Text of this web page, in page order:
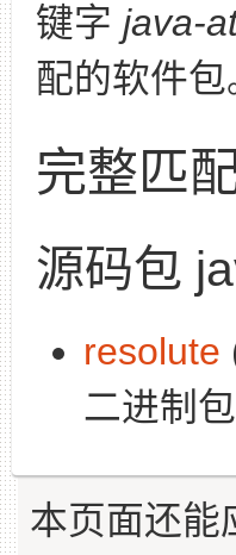
键字 java-
配的软件包
完整匹
源码包
resolute
二进制
本页面还能